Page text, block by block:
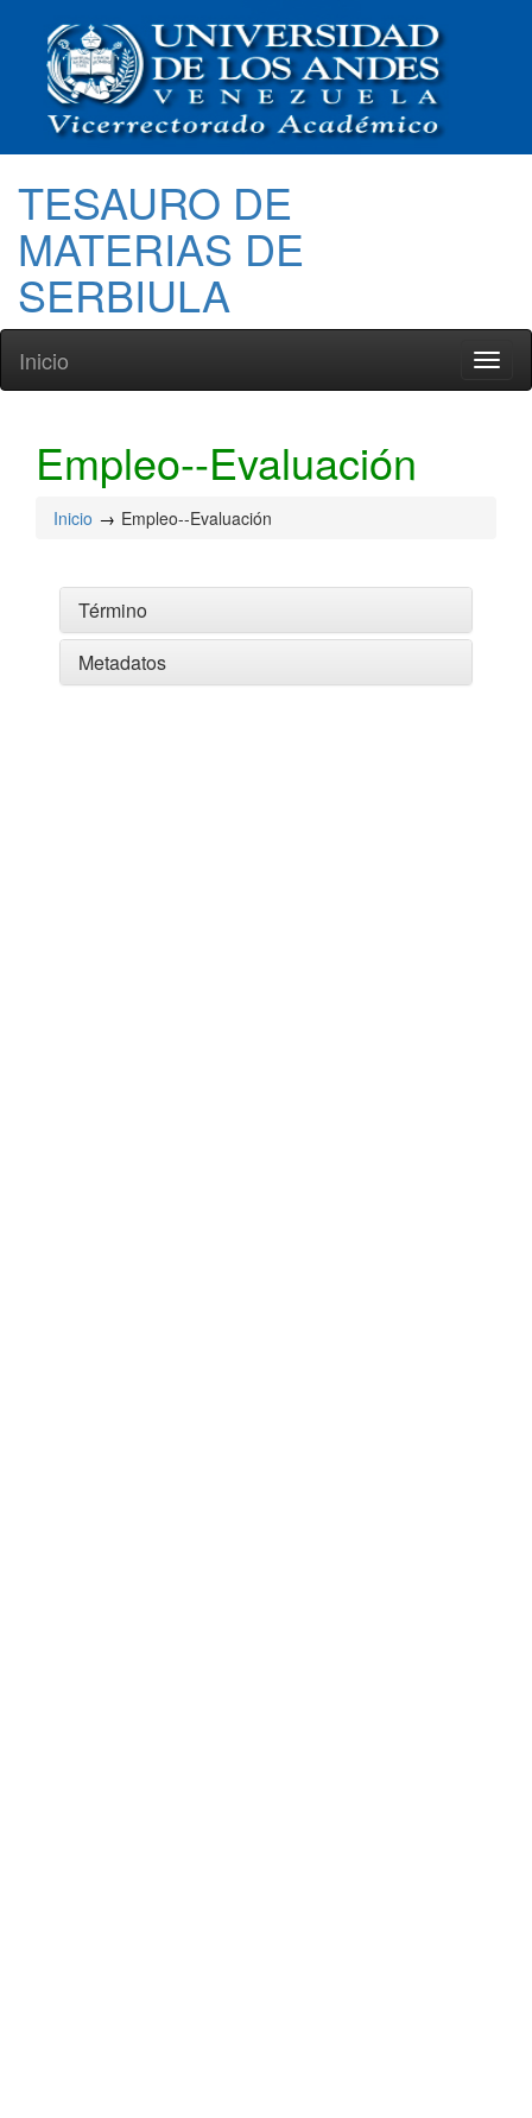
TESAURO DE
MATERIAS DE
SERBIULA
Inicio
Empleo--Evaluación
Inicio Empleo--Evaluación
Término
Metadatos